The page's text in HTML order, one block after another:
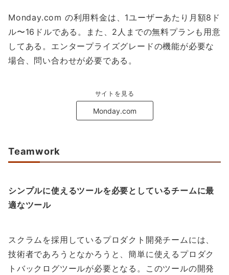
Monday.com の利用料金は、1ユーザーあたり月額8ド
ル〜16ドルである。また、2人までの無料プランも用意
してある。エンタープライズグレードの機能が必要な
場合、問い合わせが必要である。
サイトを見る
Monday.com
Teamwork
シンプルに使えるツールを必要としているチームに最
適なツール
スクラムを採用しているプロダクト開発チームには、
技術者であろうとなかろうと、簡単に使えるプロダク
トバックログツールが必要となる。このツールの開発